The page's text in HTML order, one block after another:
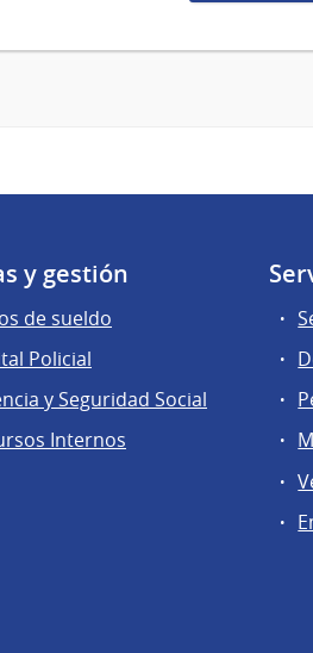
y gestión
de sueldo
Policial
y Seguridad Social
Internos